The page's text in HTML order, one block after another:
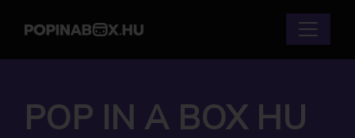
POP IN A BOX HU